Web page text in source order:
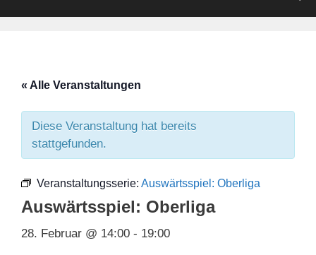
« Alle Veranstaltungen
Diese Veranstaltung hat bereits
stattgefunden.
Veranstaltungsserie: Auswärtsspiel: Oberliga
Auswärtsspiel: Oberliga
28. Februar @ 14:00 - 19:00